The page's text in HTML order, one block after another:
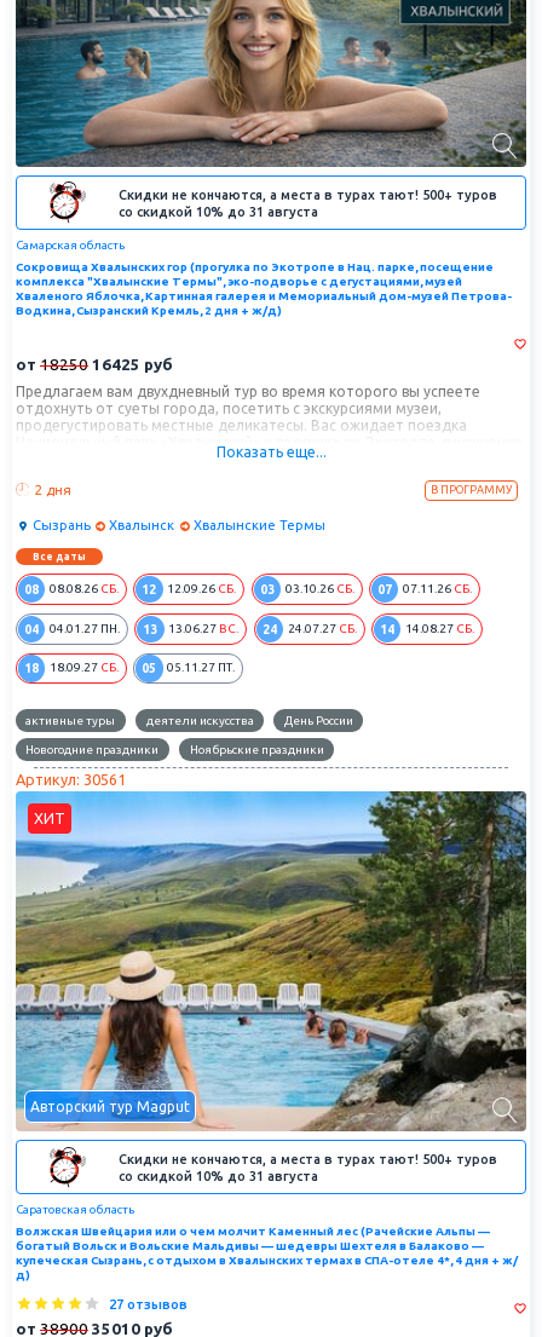
Скидки не кончаются, а места в турах тают! 500+ туров
со скидкой 10% до 31 августа
Самарская область
Сокровища Хвалынских гор (прогулка по Экотропе в Нац. парке, посещение
комплекса "Хвалынские Термы", эко-подворье с дегустациями, музей
Хваленого Яблочка, Картинная галерея и Мемориальный дом-музей Петрова-
Водкина, Сызранский Кремль, 2 дня + ж/д)
от 18250 16425 руб
Предлагаем вам двухдневный тур во время которого вы успеете
отдохнуть от суеты города, посетить с экскурсиями музеи,
продегустировать местные деликатесы. Вас ожидает поездка
комплекса «Хвалынские Термы» и экскурсия в Хвалынск, который по
Показать еще...
2 дня В ПРОГРАММУ
Сызрань Хвалынск Хвалынские Термы
Все даты
08 08.08.26 СБ. 12 12.09.26 СБ. 03 03.10.26 СБ. 07 07.11.26 СБ.
04 04.01.27 ПН. 13 13.06.27 ВС. 24 24.07.27 СБ. 14 14.08.27 СБ.
18 18.09.27 СБ. 05 05.11.27 ПТ.
активные туры деятели искусства День России
Новогодние праздники Ноябрьские праздники
Артикул: 30561
Авторский тур Magput
ХИТ
Скидки не кончаются, а места в турах тают! 500+ туров
со скидкой 10% до 31 августа
Саратовская область
Волжская Швейцария или о чем молчит Каменный лес (Рачейские Альпы —
богатый Вольск и Вольские Мальдивы — шедевры Шехтеля в Балаково —
купеческая Сызрань, с отдыхом в Хвалынских термах в СПА-отеле 4*, 4 дня + ж/
д)
27 отзывов
от 38900 35010 руб